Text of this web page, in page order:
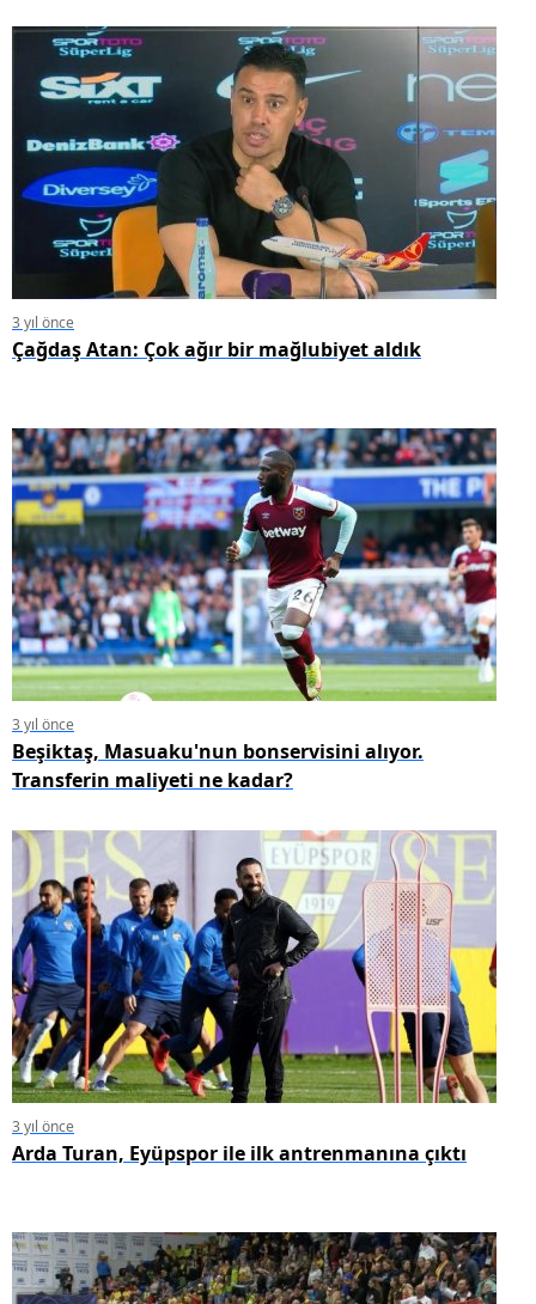
3 yıl önce
Çağdaş Atan: Çok ağır bir mağlubiyet aldık
3 yıl önce
Beşiktaş, Masuaku'nun bonservisini alıyor.
Transferin maliyeti ne kadar?
3 yıl önce
Arda Turan, Eyüpspor ile ilk antrenmanına çıktı